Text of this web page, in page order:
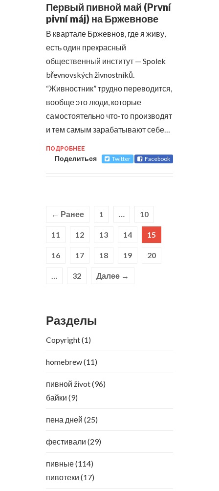
Первый пивной май (První
pivní máj) на Бржевнове
В квартале Бржевнов, где я живу,
есть один прекрасный
общественный институт — Spolek
břevnovských živnostníků.
“Живностник” трудно переводится,
вообще это люди, которые
самостоятельно что-то производят
и тем самым зарабатывают себе…
ПОДРОБНЕЕ
Поделиться Twitter Facebook
← Ранее 1 … 10
11 12 13 14 15
16 17 18 19 20
… 32 Далее →
Разделы
Copyright(1)
homebrew(11)
пивной život(96)
байки (9)
пена дней (25)
фестивали (29)
пивные(114)
пивотеки (17)